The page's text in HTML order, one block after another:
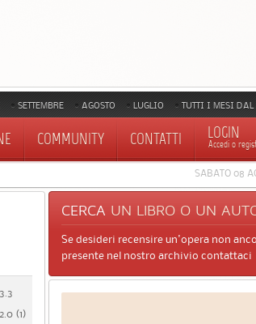
SETTEMBRE AGOSTO LUGLIO TUTTI I MESI
COMMUNITY CONTATTI LOGIN
Accedi o
SABATO 08
3.3
2.0 (1)
CERCA UN LIBRO O UN
Se desideri recensire un'opera non
presente nel nostro archivio contattaci